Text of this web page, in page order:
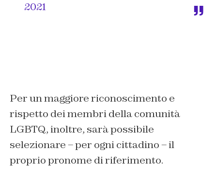
2021
Per un maggiore riconoscimento e
rispetto dei membri della comunità
LGBTQ, inoltre, sarà possibile
selezionare – per ogni cittadino – il
proprio pronome di riferimento.